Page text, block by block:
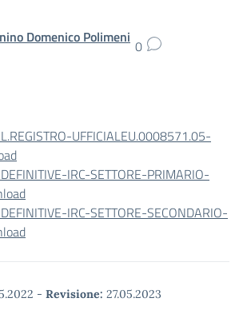
Domenico Polimeni
0
UFFICIALEU.0008571.05-
IRC-SETTORE-PRIMARIO-
IRC-SETTORE-SECONDARIO-
- Revisione: 27.05.2023